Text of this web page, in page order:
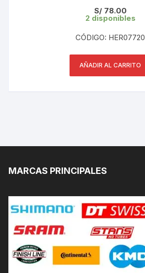
S/78.00
2 disponibles
CÓDIGO: HER07720
AÑADIR AL CARRITO
MARCAS PRINCIPALES